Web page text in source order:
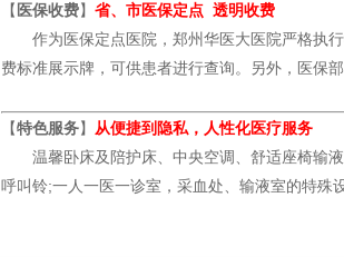
【 医保收费】 省、市医保定点 透明收费
作为医保定点医院，郑州华医大医院严格执行
费标准展示牌，可供患者进行查询。另外，医保
【特色服务】 从便捷到隐私，人性化医疗服务
温馨卧床及陪护床、中央空调、舒适座椅输液
呼叫铃;一人一医一诊室，采血处、输液室的特殊